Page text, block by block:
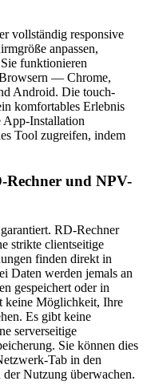
vollständig responsive
anpassen,
funktionieren
— Chrome,
Android. Die touch-
komfortables Erlebnis
App-Installation
Tool zugreifen, indem
Rechner und NPV-
RD-Rechner
strikte clientseitige
finden direkt in
Daten werden jemals an
gespeichert oder in
keine Möglichkeit, Ihre
Es gibt keine
serverseitige
Sie können dies
Tab in den
Nutzung überwachen.